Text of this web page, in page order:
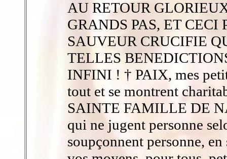
AU RETOUR
GRANDS PAS, ET CECI
SAUVEUR CRUCIFIE
TELLES
INFINI ! † PAIX, mes
tout et se montrent
SAINTE FAMILLE DE
qui ne jugent personne
soupçonnent personne,